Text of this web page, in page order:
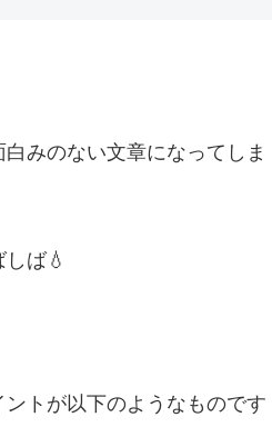
みのない文章になってしま
ば💧
トが以下のようなものです